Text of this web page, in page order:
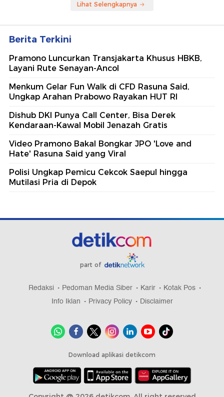
Lihat Selengkapnya
Berita Terkini
Pramono Luncurkan Transjakarta Khusus HBKB,
Layani Rute Senayan-Ancol
Menkum Gelar Fun Walk di CFD Rasuna Said,
Ungkap Arahan Prabowo Rayakan HUT RI
Dishub DKI Punya Call Center, Bisa Derek
Kendaraan-Kawal Mobil Jenazah Gratis
Video Pramono Bakal Bongkar JPO 'Love and
Hate' Rasuna Said yang Viral
Polisi Ungkap Pemicu Cekcok Saepul hingga
Mutilasi Pria di Depok
part of
Redaksi Pedoman Media Siber Karir
Kotak Pos
Info Iklan
Privacy Policy Disclaimer
Download aplikasi detikcom